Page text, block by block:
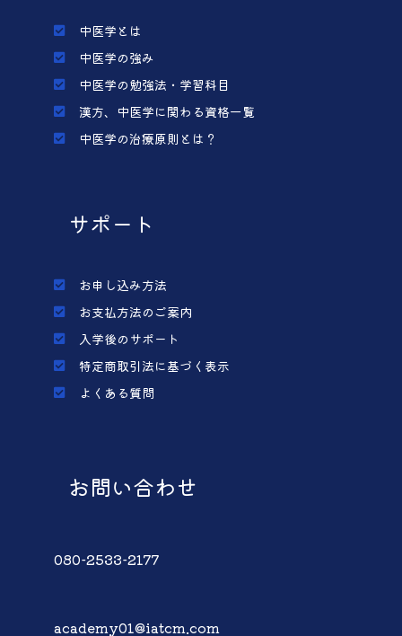
中医学とは
中医学の強み
中医学の勉強法・学習科目
漢方、中医学に関わる資格一覧
中医学の治療原則とは？
サポート
お申し込み方法
お支払方法のご案内
入学後のサポート
特定商取引法に基づく表示
よくある質問
お問い合わせ
080-2533-2177
academy01@iatcm.com